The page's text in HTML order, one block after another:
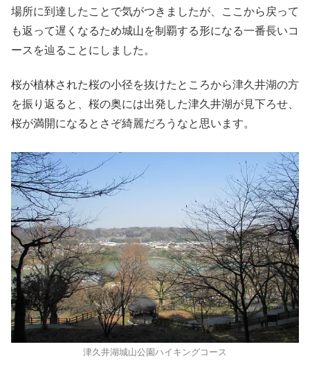
場所に到達したことで気がつきましたが、ここから戻って
も返って遅くなるため城山を制覇する形になる一番長いコ
ースを辿ることにしました。
桜が植林された桜の小径を抜けたところから津久井湖の方
を振り返ると、桜の奥には出発した津久井湖が見下ろせ、
桜が満開になるとさぞ綺麗だろうなと思います。
津久井湖城山公園ハイキングコース